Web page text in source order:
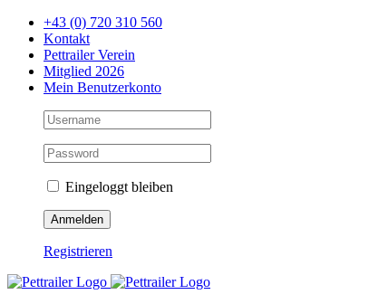
Zum
Inhalt
springen
+43 (0) 720 310 560
Kontakt
Pettrailer Verein
Mitglied 2026
Mein Benutzerkonto
Eingeloggt bleiben
Registrieren
Facebook
X
YouTube
Instagram